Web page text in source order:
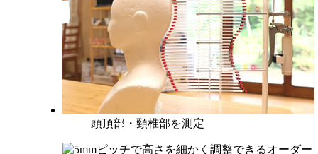
頭頂部・頸椎部を測定